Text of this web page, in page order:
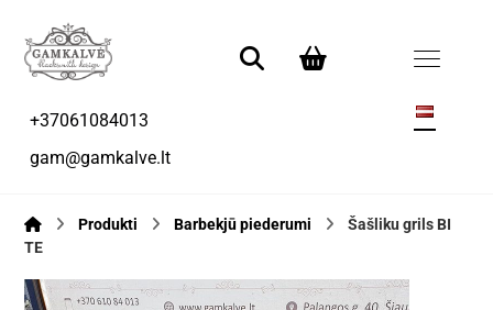
+37061084013
gam@gamkalve.lt
Produkti Barbekjū piederumi
Šašliku grils BI
TE